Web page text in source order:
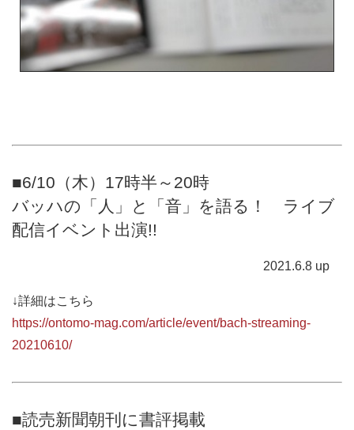
■6/10（木）17時半～20時
バッハの「人」と「音」を語る！ ライブ
配信イベント出演!!
2021.6.8 up
↓詳細はこちら
https://ontomo-mag.com/article/event/bach-streaming-
20210610/
■読売新聞朝刊に書評掲載